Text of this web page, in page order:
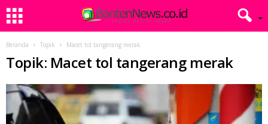
Beranda Topik Macet tol tangerang merak
Topik: Macet tol tangerang merak